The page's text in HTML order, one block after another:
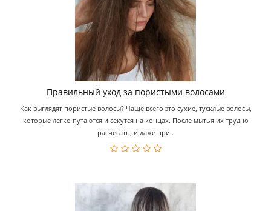
Правильный уход за пористыми волосами
Как выглядят пористые волосы? Чаще всего это сухие, тусклые волосы,
которые легко путаются и секутся на концах. После мытья их трудно
расчесать, и даже при..